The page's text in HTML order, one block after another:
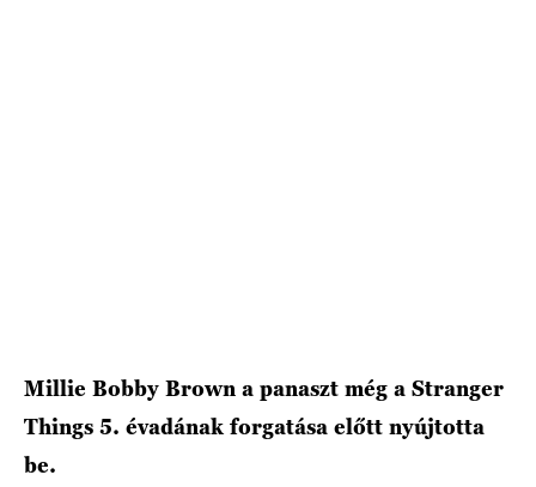
Millie Bobby Brown a panaszt még a Stranger
Things 5. évadának forgatása előtt nyújtotta
be.